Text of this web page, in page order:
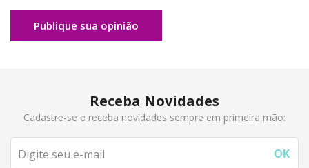
Publique sua opinião
Receba Novidades
Cadastre-se e receba novidades sempre em primeira mão: